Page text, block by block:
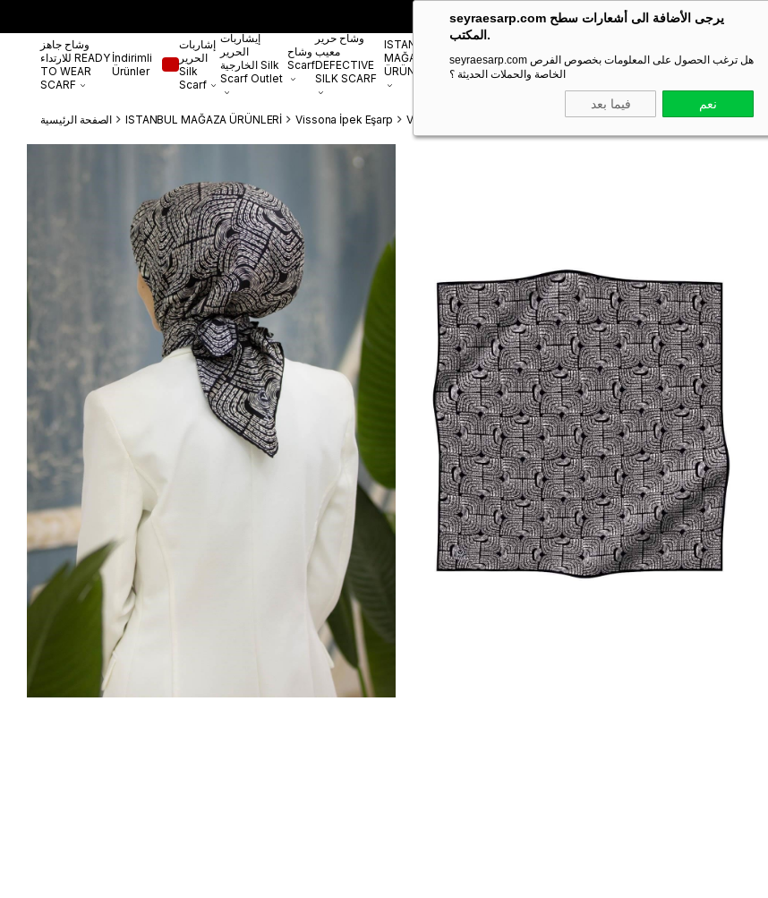
seyraesarp.com يرجى الأضافة الى أشعارات سطح
المكتب.
seyraesarp.com هل ترغب الحصول على المعلومات بخصوص الفرص
الخاصة والحملات الحديثة ؟
فيما بعد نعم
🎁 خصم خاص **10%** على طلبك الأول! الكود:SEYRA10
وشاح جاهز
للارتداء READY
TO WEAR
SCARF
İndirimli
Ürünler
إشاربات
الحرير
Silk
Scarf
إيشاربات
الحرير
الخارجية Silk
Scarf Outlet
وشاح
Scarf
وشاح حرير
معيب
DEFECTIVE
SILK SCARF
ISTANBUL
MAĞAZA
ÜRÜNLERİ
Shawl
مستلزمات
Scarf
Accessory
الصفحة الرئيسية ISTANBUL MAĞAZA ÜRÜNLERİ Vissona İpek Eşarp Vissona Tivil İpek Eşarp IST 51717 - 2 - 0001 - 0002 Siyah Karışık Desen